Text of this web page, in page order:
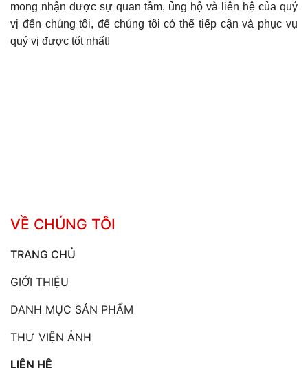
mong nhận được sự quan tâm, ủng hộ và liên hệ của quý
vị đến chúng tôi, để chúng tôi có thể tiếp cận và phục vụ
quý vị được tốt nhất!
VỀ CHÚNG TÔI
TRANG CHỦ
GIỚI THIỆU
DANH MỤC SẢN PHẨM
THƯ VIỆN ẢNH
LIÊN HỆ